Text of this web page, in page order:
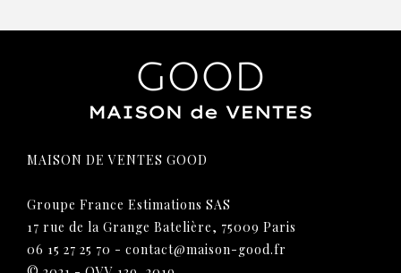
MAISON DE VENTES GOOD
Groupe France Estimations SAS
17 rue de la Grange Batelière, 75009 Paris
06 15 27 25 70 - contact@maison-good.fr